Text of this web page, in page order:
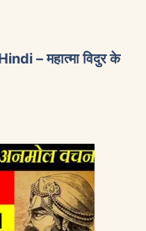
– महात्मा विदुर के